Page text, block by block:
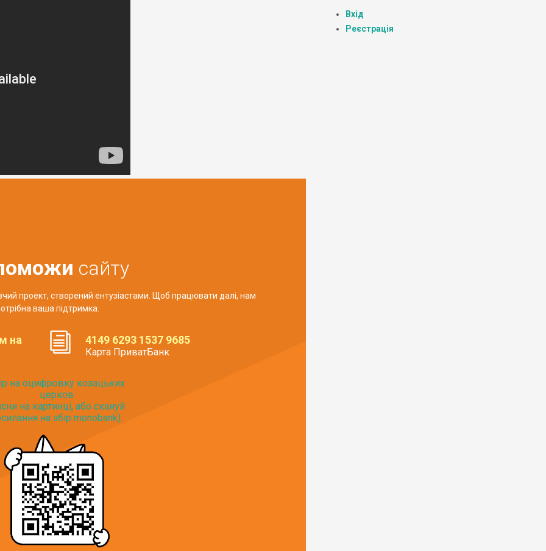
сайту
проект, створений ентузіастами. Щоб працювати далі, нам
ваша підтримка.
на 4149 6293 1537 9685
Карта ПриватБанк
на оцифровку козацьких
церков
на картинці, або скануй
на збір monobank):
Вхід
Реєстрація